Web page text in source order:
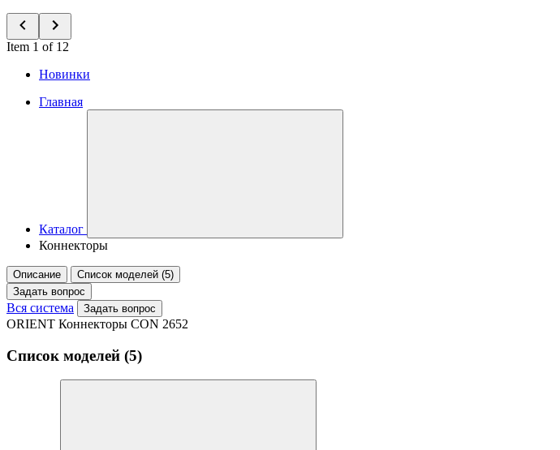
Item 1 of 12
Новинки
Главная
Каталог
Коннекторы
Описание
Список моделей (5)
Задать вопрос
Вся система Задать вопрос
ORIENT Коннекторы CON 2652
Список моделей (5)